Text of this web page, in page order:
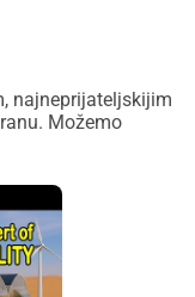
najneprijateljskijim
Možemo